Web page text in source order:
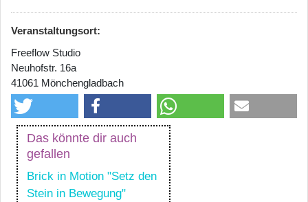
Veranstaltungsort:
Freeflow Studio
Neuhofstr. 16a
41061 Mönchengladbach
Das könnte dir auch
gefallen
Brick in Motion "Setz den
Stein in Bewegung"